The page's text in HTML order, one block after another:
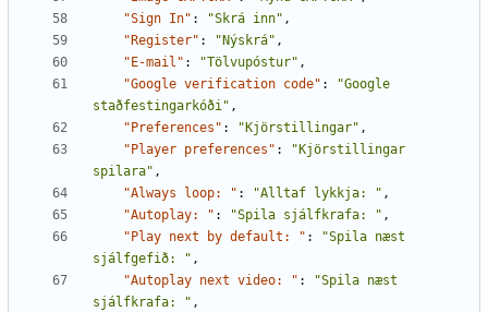
"Sign In" : "Skrá inn" ,
"Register" : "Nýskrá" ,
"E-mail" : "Tölvupóstur" ,
"Google verification code" :
"Google
staðfestingarkóði" ,
"Preferences" : "Kjörstillingar" ,
"Player preferences" :
"Kjörstillingar
spilara" ,
"Always loop: " : "Alltaf lykkja: " ,
"Autoplay: " : "Spila sjálfkrafa: " ,
"Play next by default: " :
"Spila næst
sjálfgefið: " ,
"Autoplay next video: " :
"Spila næst
sjálfkrafa: " ,